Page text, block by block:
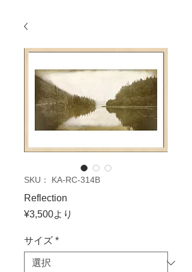
SKU： KA-RC-314B
Reflection
¥3,500より
価
サイズ *